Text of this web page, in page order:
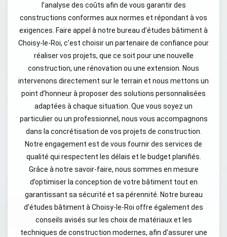
l’analyse des coûts afin de vous garantir des
constructions conformes aux normes et répondant à vos
exigences. Faire appel à notre bureau d’études bâtiment à
Choisy-le-Roi, c’est choisir un partenaire de confiance pour
réaliser vos projets, que ce soit pour une nouvelle
construction, une rénovation ou une extension. Nous
intervenons directement sur le terrain et nous mettons un
point d’honneur à proposer des solutions personnalisées
adaptées à chaque situation. Que vous soyez un
particulier ou un professionnel, nous vous accompagnons
dans la concrétisation de vos projets de construction.
Notre engagement est de vous fournir des services de
qualité qui respectent les délais et le budget planifiés.
Grâce à notre savoir-faire, nous sommes en mesure
d’optimiser la conception de votre bâtiment tout en
garantissant sa sécurité et sa pérennité. Notre bureau
d’études bâtiment à Choisy-le-Roi offre également des
conseils avisés sur les choix de matériaux et les
techniques de construction modernes, afin d’assurer une